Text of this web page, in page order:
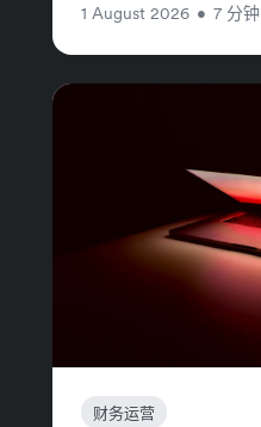
1 August 2026 • 7 分钟
财务运营